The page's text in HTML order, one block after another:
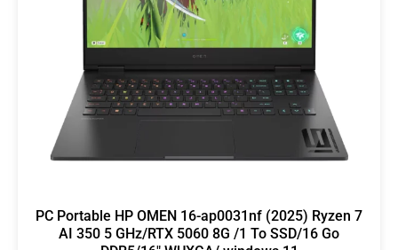
PC Portable HP OMEN 16-ap0031nf (2025) Ryzen 7
AI 350 5 GHz/RTX 5060 8G /1 To SSD/16 Go